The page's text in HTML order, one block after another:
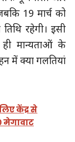
19 मार्च को
रहेगी। इसी
मान्यताओं के
में क्या गलतियां
केंद्र से
मेगावाट